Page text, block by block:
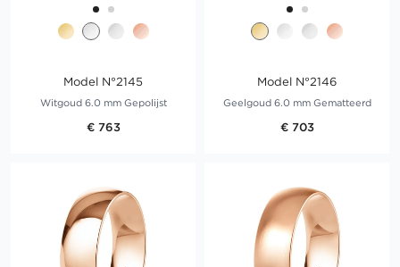
Model N°2145
Witgoud 6.0 mm Gepolijst
€ 763
Model N°2146
Geelgoud 6.0 mm Gematteerd
€ 703